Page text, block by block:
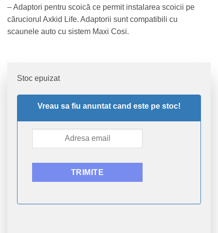
– Adaptori pentru scoică ce permit instalarea scoicii pe
căruciorul Axkid Life. Adaptorii sunt compatibili cu
scaunele auto cu sistem Maxi Cosi.
Stoc epuizat
Vreau sa fiu anuntat cand este pe stoc!